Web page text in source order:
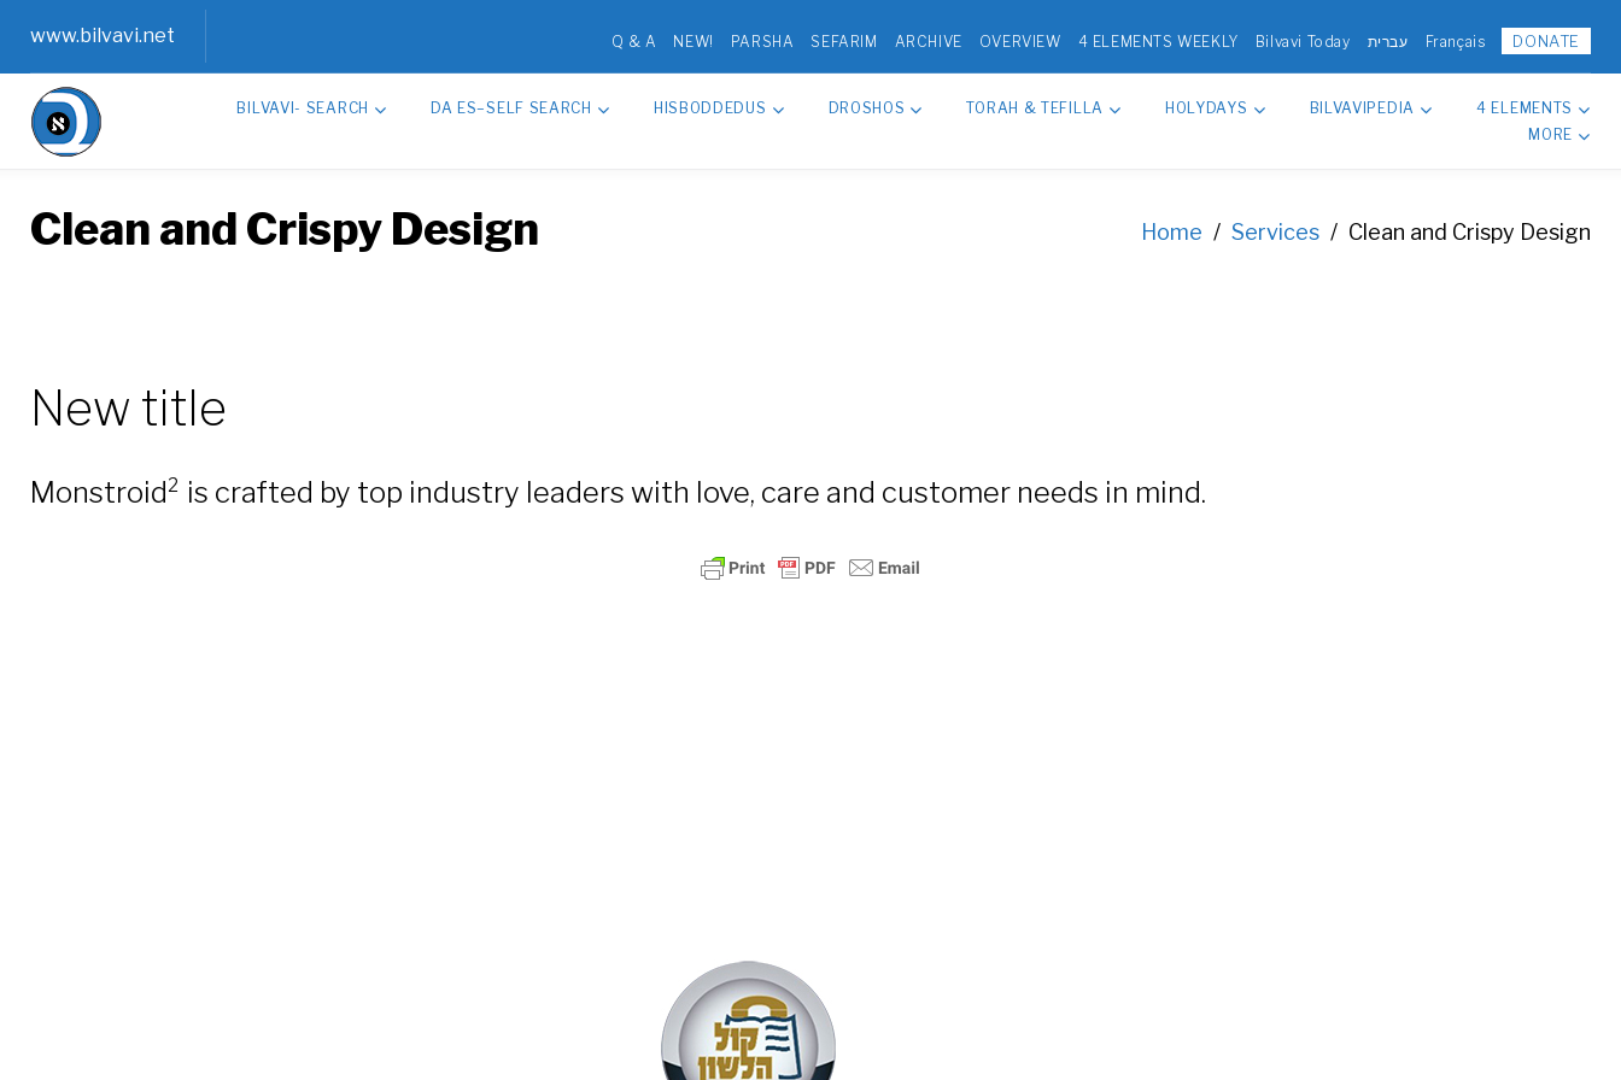
Skip
to
content
www.bilvavi.net Q & A NEW! PARSHA SEFARIM ARCHIVE OVERVIEW 4 ELEMENTS WEEKLY Bilvavi Today עברית Français DONATE
BILVAVI- SEARCH DA ES–SELF SEARCH HISBODDEDUS DROSHOS TORAH & TEFILLA HOLYDAYS BILVAVIPEDIA
4 ELEMENTS
MORE
Clean and Crispy Design Home / Services / Clean and Crispy Design
New title
Monstroid² is crafted by top industry leaders with love, care and customer needs in mind.